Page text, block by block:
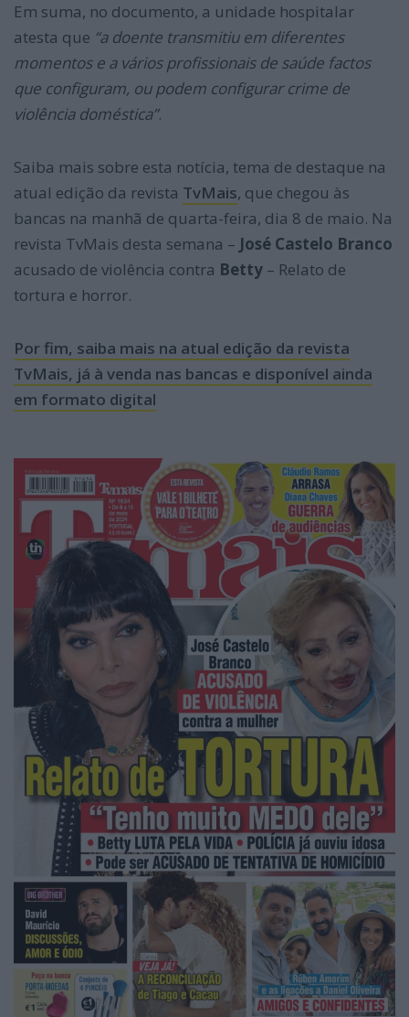
Em suma, no documento, a unidade hospitalar
atesta que “a doente transmitiu em diferentes
momentos e a vários profissionais de saúde factos
que configuram, ou podem configurar crime de
violência doméstica”.
Saiba mais sobre esta notícia, tema de destaque na
atual edição da revista TvMais, que chegou às
bancas na manhã de quarta-feira, dia 8 de maio. Na
revista TvMais desta semana – José Castelo Branco
acusado de violência contra Betty – Relato de
tortura e horror.
Por fim, saiba mais na atual edição da revista
TvMais, já à venda nas bancas e disponível ainda
em formato digital